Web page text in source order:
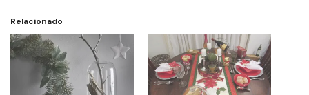
Relacionado